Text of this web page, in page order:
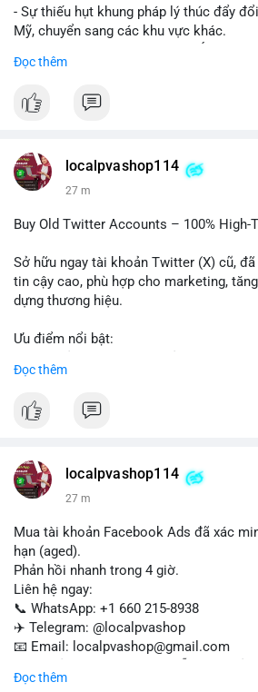
- Sự thiếu hụt khung pháp lý thúc đẩy
Mỹ, chuyển sang các khu vực khác.
trường khi Mỹ còn đang lúng túng về luật
#binancesquare
#vlikevn #titanbot
📰 Nguồn: Cointelegraph
Đọc thêm
localpvashop114
27 m
Buy Old Twitter Accounts – 100% High-
Sở hữu ngay tài khoản Twitter (X) cũ,
tin cậy cao, phù hợp cho marketing,
dựng thương hiệu.
Ưu điểm nổi bật:
- Hồ sơ hoàn chỉnh, giảm nguy cơ bị khóa
✈️ Telegram: @localpvashop
📧 Email: localpvashop@gmail.com
Đọc thêm
localpvashop114
27 m
Mua tài khoản Facebook Ads đã xác
hạn (aged).
Phản hồi nhanh trong 4 giờ.
Liên hệ ngay:
📞 WhatsApp: +1 660 215-8938
✈️ Telegram: @localpvashop
📧 Email: localpvashop@gmail.com
quảng cáo của bạn. Đặt mua hôm nay!
Đọc thêm